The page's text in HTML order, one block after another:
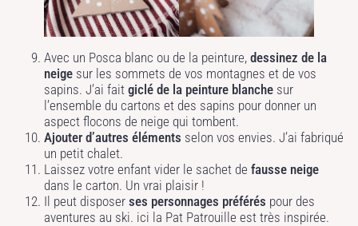
Avec un Posca blanc ou de la peinture,dessinez de la
neige sur les sommets de vos montagnes et de vos
sapins. J’ai faitgiclé de la peinture blanche sur
l’ensemble du cartons et des sapins pour donner un
aspect flocons de neige qui tombent.
Ajouter d’autres éléments selon vos envies. J’ai fabriqué
un petit chalet.
Laissez votre enfant vider le sachet defausse neige
dans le carton. Un vrai plaisir !
Il peut disposerses personnages préférés pour des
aventures au ski. ici la Pat Patrouille est très inspirée.